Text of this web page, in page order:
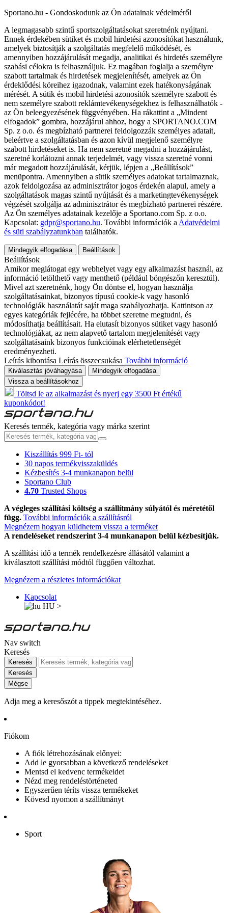
Sportano.hu - Gondoskodunk az Ön adatainak védelméről
A legmagasabb szintű sportszolgáltatásokat szeretnénk nyújtani.
Ennek érdekében sütiket és mobil hirdetési azonosítókat használunk,
amelyek biztosítják a szolgáltatás megfelelő működését, és
amennyiben hozzájárulását megadja, analitikai és hirdetés személyre
szabási célokra is felhasználjuk. Ez magában foglalja a személyre
szabott tartalmak és hirdetések megjelenítését, amelyek az Ön
érdeklődési köreihez igazodnak, valamint ezek hatékonyságának
mérését. A sütik és mobil hirdetési azonosítók személyre szabott és
nem személyre szabott reklámtevékenységekhez is felhasználhatók -
az Ön beleegyezésének függvényében. Ha rákattint a „Mindent
elfogadok” gombra, hozzájárul ahhoz, hogy a SPORTANO.COM
Sp. z o.o. és megbízható partnerei feldolgozzák személyes adatait,
beleértve a szolgáltatásban és azon kívül megjelenő személyre
szabott hirdetéseket is. Ha nem szeretné megadni a hozzájárulást,
szeretné korlátozni annak terjedelmét, vagy vissza szeretné vonni
már megadott hozzájárulását, kérjük, lépjen a „Beállítások”
menüpontra. Amennyiben a sütik személyes adatokat tartalmaznak,
azok feldolgozása az adminisztrátor jogos érdekén alapul, amely a
szolgáltatások magas szintű nyújtását és a marketingtevékenységek
végzését szolgálja az adminisztrátor és megbízható partnerei részére.
Az Ön személyes adatainak kezelője a Sportano.com Sp. z o.o.
Kapcsolat: gdpr@sportano.hu. További információk a Adatvédelmi
és süti szabályzatunkban találhatók.
Mindegyik elfogadása Beállítások
Beállítások
Amikor meglátogat egy webhelyet vagy egy alkalmazást használ, az
információ letölthető vagy menthető (például böngészőn keresztül).
Mivel azt szeretnénk, hogy Ön döntse el, hogyan használja
szolgáltatásainkat, bizonyos típusú cookie-k vagy hasonló
technológiák használatát saját maga szabályozhatja. Kattintson az
egyes kategóriák fejlécére, ha többet szeretne megtudni, és
módosíthatja beállításait. Ha elutasít bizonyos sütiket vagy hasonló
technológiákat, az nem alapvető tartalom megjelenítését vagy
szolgáltatásaink bizonyos funkcióinak elérhetetlenségét
eredményezheti.
Leírás kibontása Leírás összecsukása További információ
Kiválasztás jóváhagyása
Mindegyik elfogadása
Vissza a beállításokhoz
Töltsd le az alkalmazást és nyerj egy 3500 Ft értékű
kuponkódot!
Keresés termék, kategória vagy márka szerint
Kiszállítás 999 Ft- tól
30 napos termékvisszaküldés
Kézbesítés 3-4 munkanapon belül
Sportano Club
4.70 Trusted Shops
A végleges szállítási költség a szállítmány súlyától és méretétől
függ. További információk a szállításról
Megnézem hogyan küldhetem vissza a terméket
A rendeléseket rendszerint 3-4 munkanapon belül kézbesítjük.
A szállítási idő a termék rendelkezésre állásától valamint a
kiválasztott szállítási módtól függően változhat.
Megnézem a részletes információkat
Kapcsolat
HU >
Nav switch
Keresés
Keresés
Keresés
Mégse
Adja meg a keresőszót a tippek megtekintéséhez.
Fiókom
A fiók létrehozásának előnyei:
Add le gyorsabban a következő rendeléseket
Mentsd el kedvenc termékeidet
Nézd meg rendeléstörténeted
Egyszerűen téríts vissza termékeket
Kövesd nyomon a szállítmányt
Sport